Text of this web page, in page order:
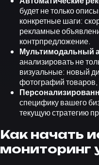
будет не только
конкретные шаги:
рекламные
контрпредложение.
Мультимодальный
анализировать не
визуальные: новый
фотографий
специфику вашего
текущую стратегию
Как начать
мониторинг